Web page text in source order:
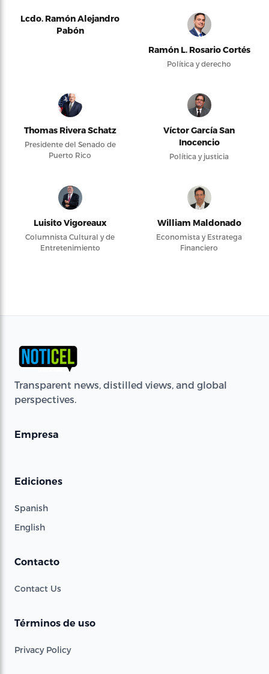
Lcdo. Ramón Alejandro
Pabón
Ramón L. Rosario Cortés
Política y derecho
Thomas Rivera Schatz
Presidente del Senado de
Puerto Rico
Víctor García San
Inocencio
Política y justicia
Luisito Vigoreaux
Columnista Cultural y de
Entretenimiento
William Maldonado
Economista y Estratega
Financiero
Transparent news, distilled views, and global
perspectives.
Empresa
Ediciones
Spanish
English
Contacto
Contact Us
Términos de uso
Privacy Policy